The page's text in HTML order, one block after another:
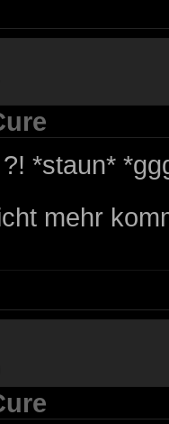
*staun*
mehr